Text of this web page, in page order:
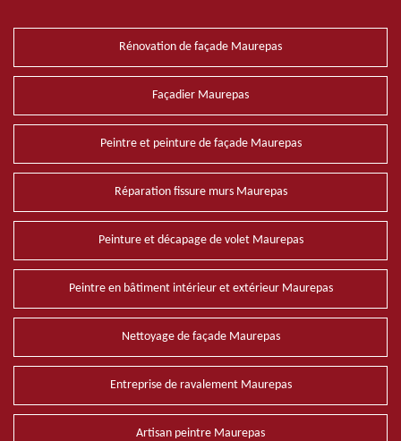
Rénovation de façade Maurepas
Façadier Maurepas
Peintre et peinture de façade Maurepas
Réparation fissure murs Maurepas
Peinture et décapage de volet Maurepas
Peintre en bâtiment intérieur et extérieur Maurepas
Nettoyage de façade Maurepas
Entreprise de ravalement Maurepas
Artisan peintre Maurepas